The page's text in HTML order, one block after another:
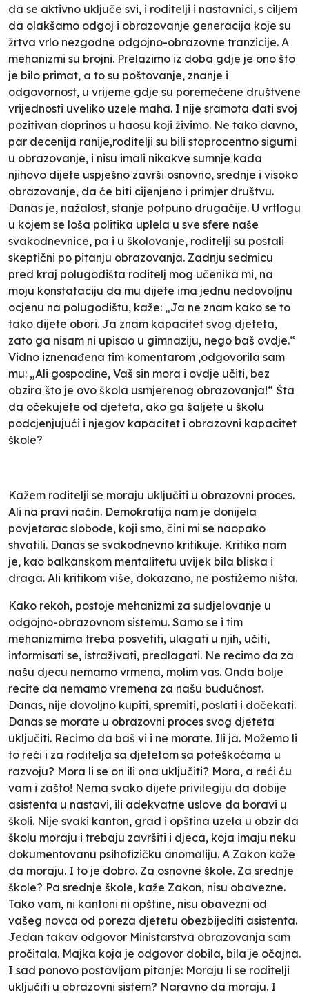
da se aktivno uključe svi, i roditelji i nastavnici, s ciljem
da olakšamo odgoj i obrazovanje generacija koje su
žrtva vrlo nezgodne odgojno-obrazovne tranzicije. A
mehanizmi su brojni. Prelazimo iz doba gdje je ono što
je bilo primat, a to su poštovanje, znanje i
odgovornost, u vrijeme gdje su poremećene društvene
vrijednosti uveliko uzele maha. I nije sramota dati svoj
pozitivan doprinos u haosu koji živimo. Ne tako davno,
par decenija ranije,roditelji su bili stoprocentno sigurni
u obrazovanje, i nisu imali nikakve sumnje kada
njihovo dijete uspješno završi osnovno, srednje i visoko
obrazovanje, da će biti cijenjeno i primjer društvu.
Danas je, nažalost, stanje potpuno drugačije. U vrtlogu
u kojem se loša politika uplela u sve sfere naše
svakodnevnice, pa i u školovanje, roditelji su postali
skeptični po pitanju obrazovanja. Zadnju sedmicu
pred kraj polugodišta roditelj mog učenika mi, na
moju konstataciju da mu dijete ima jednu nedovoljnu
ocjenu na polugodištu, kaže: „Ja ne znam kako se to
tako dijete obori. Ja znam kapacitet svog djeteta,
zato ga nisam ni upisao u gimnaziju, nego baš ovdje.“
Vidno iznenađena tim komentarom ,odgovorila sam
mu: „Ali gospodine, Vaš sin mora i ovdje učiti, bez
obzira što je ovo škola usmjerenog obrazovanja!“ Šta
da očekujete od djeteta, ako ga šaljete u školu
podcjenjujući i njegov kapacitet i obrazovni kapacitet
škole?
Kažem roditelji se moraju uključiti u obrazovni proces.
Ali na pravi način. Demokratija nam je donijela
povjetarac slobode, koji smo, čini mi se naopako
shvatili. Danas se svakodnevno kritikuje. Kritika nam
je, kao balkanskom mentalitetu uvijek bila bliska i
draga. Ali kritikom više, dokazano, ne postižemo ništa.
Kako rekoh, postoje mehanizmi za sudjelovanje u
odgojno-obrazovnom sistemu. Samo se i tim
mehanizmima treba posvetiti, ulagati u njih, učiti,
informisati se, istraživati, predlagati. Ne recimo da za
našu djecu nemamo vrmena, molim vas. Onda bolje
recite da nemamo vremena za našu budućnost.
Danas, nije dovoljno kupiti, spremiti, poslati i dočekati.
Danas se morate u obrazovni proces svog djeteta
uključiti. Recimo da baš vi i ne morate. Ili ja. Možemo li
to reći i za roditelja sa djetetom sa poteškoćama u
razvoju? Mora li se on ili ona uključiti? Mora, a reći ću
vam i zašto! Nema svako dijete privilegiju da dobije
asistenta u nastavi, ili adekvatne uslove da boravi u
školi. Nije svaki kanton, grad i opština uzela u obzir da
školu moraju i trebaju završiti i djeca, koja imaju neku
dokumentovanu psihofizičku anomaliju. A Zakon kaže
da moraju. I to je dobro. Za osnovne škole. Za srednje
škole? Pa srednje škole, kaže Zakon, nisu obavezne.
Tako vam, ni kantoni ni opštine, nisu obavezni od
vašeg novca od poreza djetetu obezbijediti asistenta.
Jedan takav odgovor Ministarstva obrazovanja sam
pročitala. Majka koja je odgovor dobila, bila je očajna.
I sad ponovo postavljam pitanje: Moraju li se roditelji
uključiti u obrazovni sistem? Naravno da moraju. I